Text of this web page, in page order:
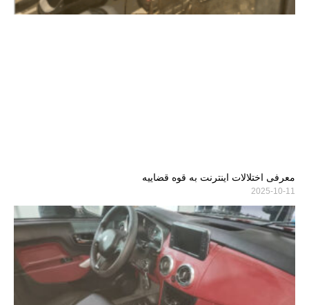
معرفی اختلالات اینترنت به قوه قضاییه
2025-10-11